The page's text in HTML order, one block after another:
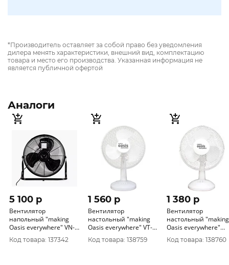
*Производитель оставляет за собой право без уведомления
дилера менять характеристики, внешний вид, комплектацию
товара и место его производства. Указанная информация не
является публичной офертой
Аналоги
5 100 p
Вентилятор
напольный "making
Oasis everywhere" VN-
110S серый
Код товара: 137342
1 560 p
Вентилятор
настольный "making
Оasis everywhere" VT-
30W3 уп 2шт цена за
ед.
Код товара: 138759
1 380 p
Вентилятор
настольный "making
Oasis everywhere"
серия VT-25W2 (2шт
кор)
Код товара: 138760